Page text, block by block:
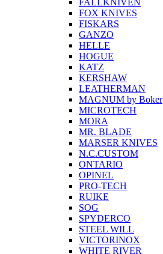
FALLKNIVEN
FOX KNIVES
FISKARS
GANZO
HELLE
HOGUE
KATZ
KERSHAW
LEATHERMAN
MAGNUM by Boker
MICROTECH
MORA
MR. BLADE
MARSER KNIVES
N.C.CUSTOM
ONTARIO
OPINEL
PRO-TECH
RUIKE
SOG
SPYDERCO
STEEL WILL
VICTORINOX
WHITE RIVER